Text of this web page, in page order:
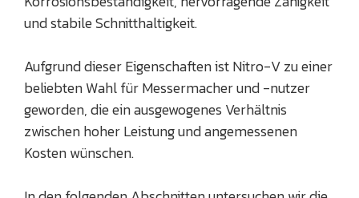
und stabile Schnitthaltigkeit.
Aufgrund dieser Eigenschaften ist Nitro-V zu einer
beliebten Wahl für Messermacher und -nutzer
geworden, die ein ausgewogenes Verhältnis
zwischen hoher Leistung und angemessenen
Kosten wünschen.